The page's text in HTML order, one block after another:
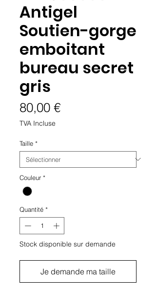
Antigel
Soutien-gorge
emboitant
bureau secret
gris
80,00 €Prix
TVA Incluse
Taille *
Couleur *
Quantité *
Stock disponible sur demande
Je demande ma taille